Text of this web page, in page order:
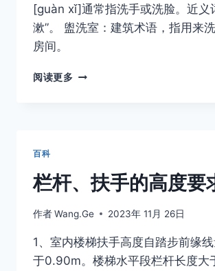
[guàn xǐ]通常指洗手或洗脸。近义
漱”。 盥洗室：建筑术语，指用来
房间。
阅读更多
百科
栏杆、扶手的高度要
作者Wang.Ge 2023年 11月 26日
1、室内楼梯扶手高度自踏步前缘
于0.90m。楼梯水平段栏杆长度大